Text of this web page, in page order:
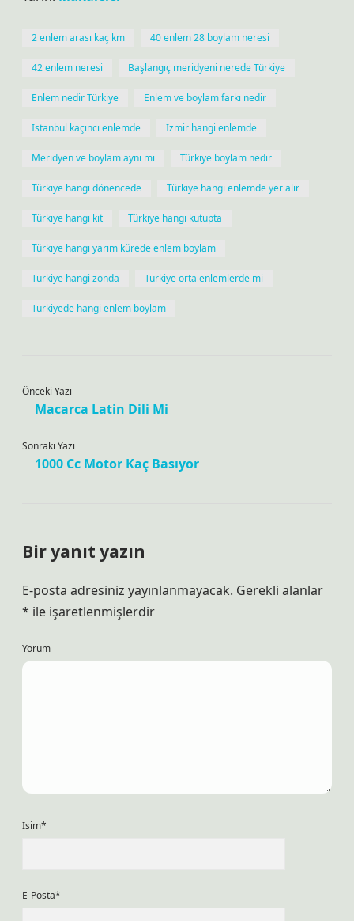
2 enlem arası kaç km 40 enlem 28 boylam neresi
42 enlem neresi Başlangıç meridyeni nerede Türkiye
Enlem nedir Türkiye Enlem ve boylam farkı nedir
İstanbul kaçıncı enlemde İzmir hangi enlemde
Meridyen ve boylam aynı mı Türkiye boylam nedir
Türkiye hangi dönencede Türkiye hangi enlemde yer alır
Türkiye hangi kıt Türkiye hangi kutupta
Türkiye hangi yarım kürede enlem boylam
Türkiye hangi zonda Türkiye orta enlemlerde mi
Türkiyede hangi enlem boylam
Önceki Yazı
Macarca Latin Dili Mi
Sonraki Yazı
1000 Cc Motor Kaç Basıyor
Bir yanıt yazın
E-posta adresiniz yayınlanmayacak. Gerekli alanlar
* ile işaretlenmişlerdir
Yorum
İsim*
E-Posta*